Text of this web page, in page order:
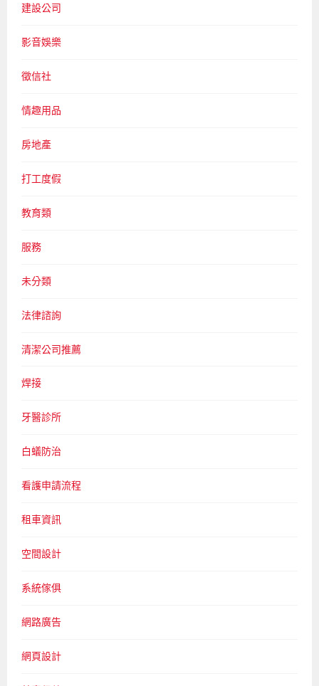
建設公司
影音娛樂
徵信社
情趣用品
房地產
打工度假
教育類
服務
未分類
法律諮詢
清潔公司推薦
焊接
牙醫診所
白蟻防治
看護申請流程
租車資訊
空間設計
系統傢俱
網路廣告
網頁設計